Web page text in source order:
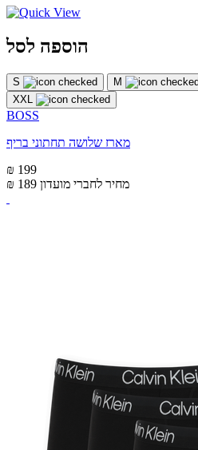
הוספה לסל
S M
XXL
BOSS
מארז שלושה תחתוני בריף
₪ 199
₪ 189 מחיר לחברי מועדון